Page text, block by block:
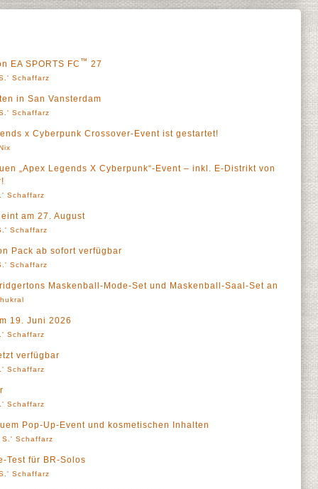
EA SPORTS FC ™ 27
Schaffarz
in San Vansterdam
Schaffarz
x Cyberpunk Crossover-Event ist gestartet!
„Apex Legends X Cyberpunk“-Event – inkl. E-Distrikt von
Schaffarz
am 27. August
Schaffarz
Pack ab sofort verfügbar
Schaffarz
Maskenball-Mode-Set und Maskenball-Saal-Set an
19. Juni 2026
Schaffarz
verfügbar
Schaffarz
Schaffarz
Pop-Up-Event und kosmetischen Inhalten
S.' Schaffarz
Test für BR-Solos
Schaffarz